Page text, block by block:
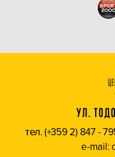
УЛ.
тел. (+359 2) 847 -
e-mail: